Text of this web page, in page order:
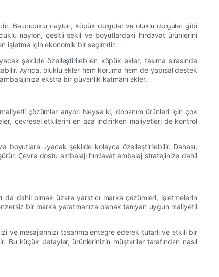
Baloncuklu naylon, köpük dolgular ve oluklu dolgular gibi
naylon, çeşitli şekil ve boyutlardaki hırdavat ürünlerini
işletme için ekonomik bir seçimdir.
şekilde özelleştirilebilen köpük ekler, taşıma sırasında
Ayrıca, oluklu ekler hem koruma hem de yapısal destek
ekstra bir güvenlik katmanı ekler.
çözümler arıyor. Neyse ki, donanım ürünleri için çok
çevresel etkilerini en aza indirirken maliyetleri de kontrol
boyutlara uyacak şekilde kolayca özelleştirilebilir. Dahası,
Çevre dostu ambalajı hırdavat ambalaj stratejinize dahil
da dahil olmak üzere yaratıcı marka çözümleri, işletmelerin
bir marka yaratmanıza olanak tanıyan uygun maliyetli
ve mesajlarınızı tasarıma entegre ederek tutarlı ve etkili bir
Bu küçük detaylar, ürünlerinizin müşteriler tarafından nasıl